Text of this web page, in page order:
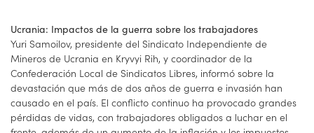
Ucrania: Impactos de la guerra sobre los trabajadores
Yuri Samoilov, presidente del Sindicato Independiente de
Mineros de Ucrania en Kryvyi Rih, y coordinador de la
Confederación Local de Sindicatos Libres, informó sobre la
devastación que más de dos años de guerra e invasión han
causado en el país. El conflicto continuo ha provocado grandes
pérdidas de vidas, con trabajadores obligados a luchar en el